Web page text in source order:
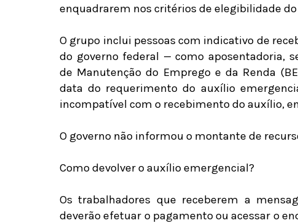
enquadrarem nos critérios de elegibilidade
O grupo inclui pessoas com indicativo de
do governo federal — como aposentadoria,
de Manutenção do Emprego e da Renda
data do requerimento do auxílio
incompatível com o recebimento do auxílio,
O governo não informou o montante de
Como devolver o auxílio emergencial?
Os trabalhadores que receberem a
deverão efetuar o pagamento ou acessar o